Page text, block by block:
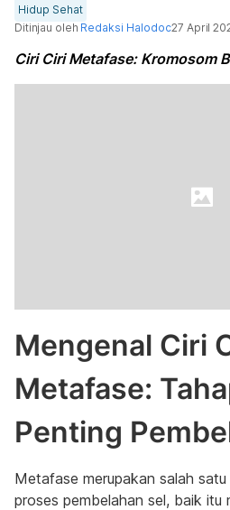
Hidup Sehat
Ditinjau oleh Redaksi Halodoc27 April
Ciri Ciri Metafase: Kromosom
Mengenal Ciri
Metafase:
Penting
Metafase merupakan salah
proses pembelahan sel, baik itu